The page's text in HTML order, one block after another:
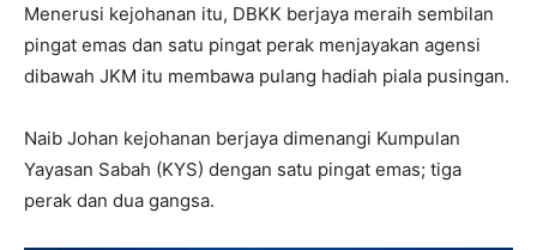
Menerusi kejohanan itu, DBKK berjaya meraih sembilan
pingat emas dan satu pingat perak menjayakan agensi
dibawah JKM itu membawa pulang hadiah piala pusingan.
Naib Johan kejohanan berjaya dimenangi Kumpulan
Yayasan Sabah (KYS) dengan satu pingat emas; tiga
perak dan dua gangsa.